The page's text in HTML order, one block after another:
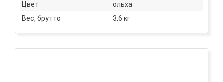
Цвет
ольха
Вес, брутто
3,6 кг